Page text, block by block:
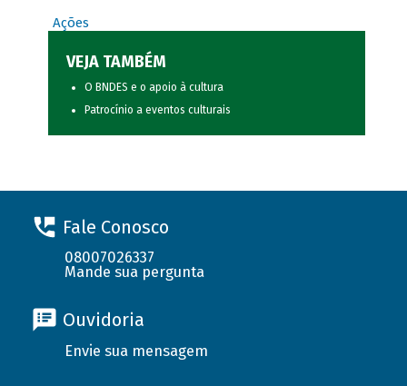
Ações
VEJA TAMBÉM
O BNDES e o apoio à cultura
Patrocínio a eventos culturais
Fale Conosco
08007026337
Mande sua pergunta
Ouvidoria
Envie sua mensagem